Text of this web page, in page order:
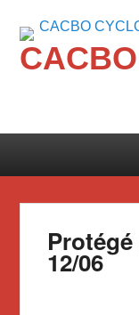
12/06